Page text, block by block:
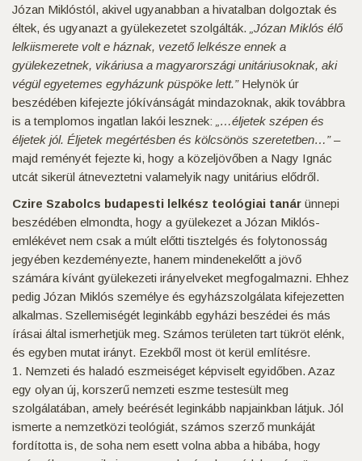
Józan Miklóstól, akivel ugyanabban a hivatalban dolgoztak és
éltek, és ugyanazt a gyülekezetet szolgálták. „Józan Miklós élő
lelkiismerete volt e háznak, vezető lelkésze ennek a
gyülekezetnek, vikáriusa a magyarországi unitáriusoknak, aki
végül egyetemes egyházunk püspöke lett.”Helynök úr
beszédében kifejezte jókívánságát mindazoknak, akik továbbra
is a templomos ingatlan lakói lesznek:
„…éljetek szépen és
éljetek jól. Éljetek megértésben és kölcsönös szeretetben…”–
majd reményét fejezte ki, hogy a közeljövőben a Nagy Ignác
utcát sikerül átneveztetni valamelyik nagy unitárius elődről.
Czire Szabolcs budapesti lelkész teológiai tanár ünnepi
beszédében elmondta, hogy a gyülekezet a Józan Miklós-
emlékévet nem csak a múlt előtti tisztelgés és folytonosság
jegyében kezdeményezte, hanem mindenekelőtt a jövő
számára kívánt gyülekezeti irányelveket megfogalmazni. Ehhez
pedig Józan Miklós személye és egyházszolgálata kifejezetten
alkalmas. Szellemiségét leginkább egyházi beszédei és más
írásai által ismerhetjük meg. Számos területen tart tükröt elénk,
és egyben mutat irányt. Ezekből most öt kerül említésre.
1. Nemzeti és haladó eszmeiséget képviselt egyidőben. Azaz
egy olyan új, korszerű nemzeti eszme testesült meg
szolgálatában, amely beérését leginkább napjainkban látjuk. Jól
ismerte a nemzetközi teológiát, számos szerző munkáját
fordította is, de soha nem esett volna abba a hibába, hogy